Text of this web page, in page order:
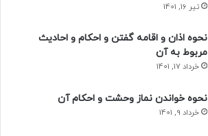
تیر 16, 1401
نحوه اذان و اقامه گفتن و احکام و احادیث
مربوط به آن
خرداد 17, 1401
نحوه خواندن نماز وحشت و احکام آن
خرداد 9, 1401